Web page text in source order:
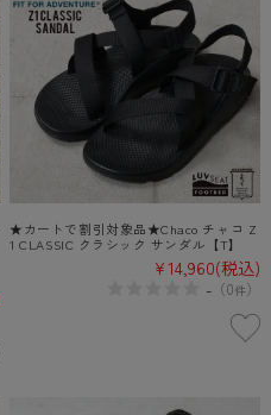
★カートで割引対象品★Chaco チャコ Z
1 CLASSIC クラシック サンダル【T】
¥14,960(税込)
- （0件）